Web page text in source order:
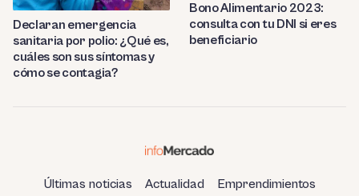
Declaran emergencia
sanitaria por polio: ¿Qué es,
cuáles son sus síntomas y
cómo se contagia?
Bono Alimentario 2023:
consulta con tu DNI si eres
beneficiario
Últimas noticias Actualidad Emprendimientos